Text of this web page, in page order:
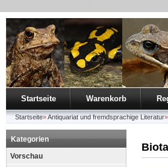
Startseite Warenkorb
Startseite»Antiquariat und fremdsprachige Literatur»
Kategorien
Vorschau